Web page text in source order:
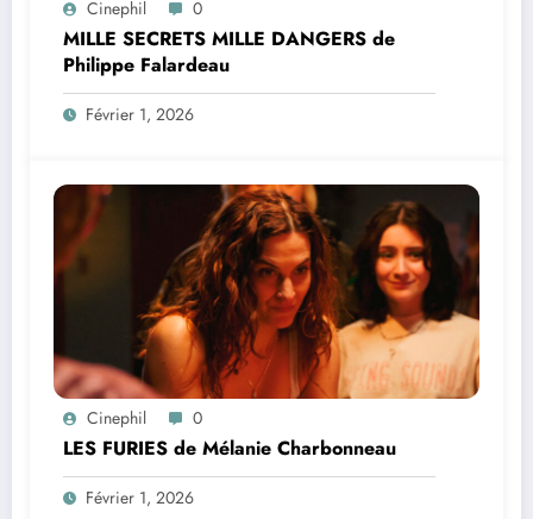
Cinephil 0
MILLE SECRETS MILLE DANGERS de
Philippe Falardeau
Février 1, 2026
Cinephil 0
LES FURIES de Mélanie Charbonneau
Février 1, 2026